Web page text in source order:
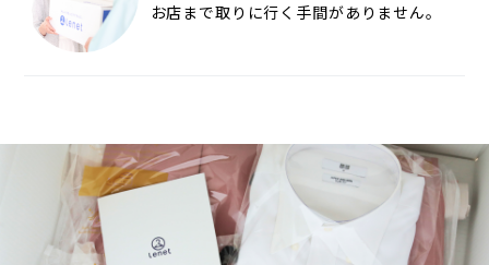
お店まで取りに行く手間がありません。